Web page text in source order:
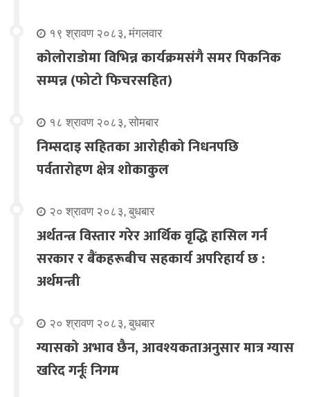
१९ श्रावण २०८३, मंगलवार
कोलोराडोमा विभिन्न कार्यक्रमसंगै समर पिकनिक
सम्पन्न (फोटो फिचरसहित)
१८ श्रावण २०८३, सोमबार
निम्सदाइ सहितका आरोहीको निधनपछि
पर्वतारोहण क्षेत्र शोकाकुल
२० श्रावण २०८३, बुधबार
अर्थतन्त्र विस्तार गरेर आर्थिक वृद्धि हासिल गर्न
सरकार र बैंकहरूबीच सहकार्य अपरिहार्य छ :
अर्थमन्त्री
२० श्रावण २०८३, बुधबार
ग्यासको अभाव छैन, आवश्यकताअनुसार मात्र ग्यास
खरिद गर्नूः निगम